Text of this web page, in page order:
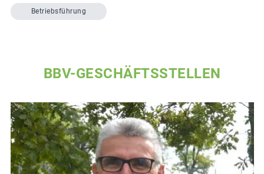
Betriebsführung
BBV-GESCHÄFTSSTELLEN